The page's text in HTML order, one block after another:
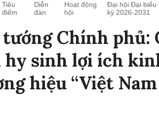
Tiêu
điểm
Diễn
đàn
Hoạt động
hội
Đại hội Đại biểu
kỳ 2026-2031
Chính phủ:
hy sinh lợi ích
hiệu “Việt